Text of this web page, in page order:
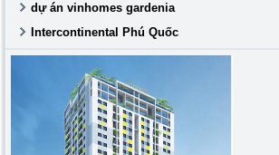
dự án vinhomes gardenia
Intercontinental Phú Quốc